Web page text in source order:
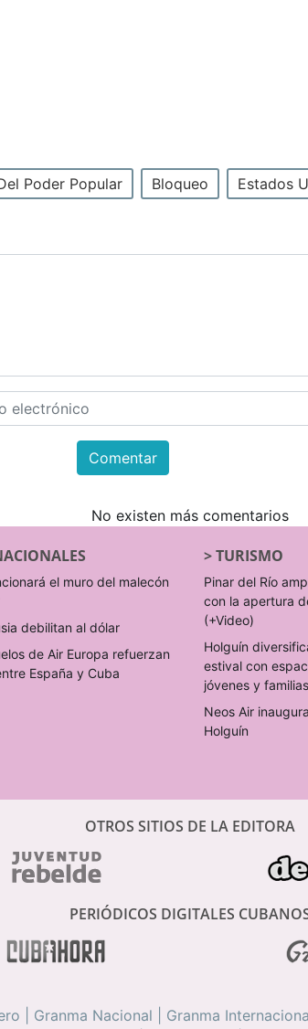
Poder Popular Bloqueo Estados
Comentar
No existen más comentarios
el muro del malecón
debilitan al dólar
de Air Europa refuerzan
España y Cuba
>TURISMO
Pinar del Río
con la apertura
(+Video)
Holguín
estival con
jóvenes y familias
Neos Air
Holguín
OTROS SITIOS DE LA EDITORA
PERIÓDICOS DIGITALES
Granma Nacional Granma